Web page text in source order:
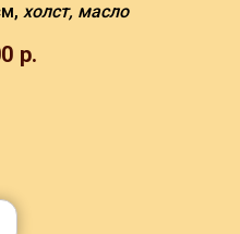
холст, масло
р.